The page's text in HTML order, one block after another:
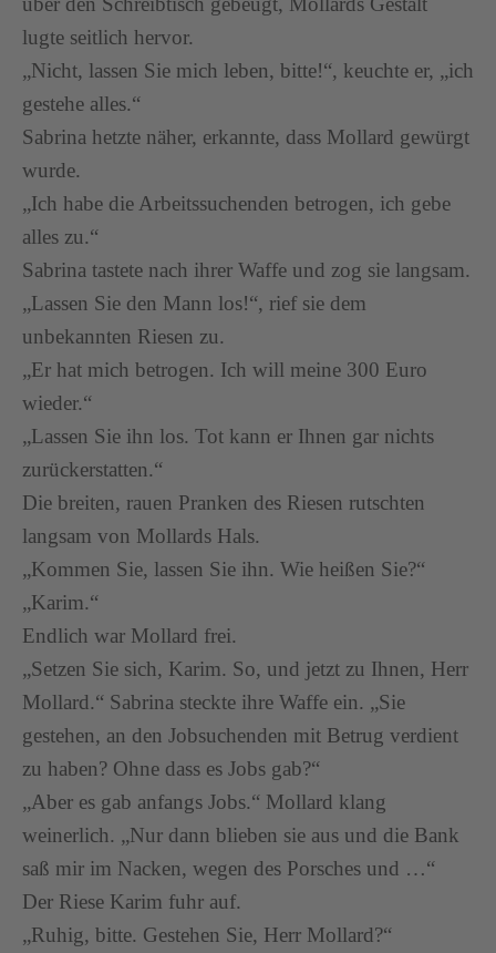
lugte seitlich hervor.
„Nicht, lassen Sie mich leben, bitte!“, keuchte er, „ich
gestehe alles.“
Sabrina hetzte näher, erkannte, dass Mollard gewürgt
wurde.
„Ich habe die Arbeitssuchenden betrogen, ich gebe
alles zu.“
Sabrina tastete nach ihrer Waffe und zog sie langsam.
„Lassen Sie den Mann los!“, rief sie dem
unbekannten Riesen zu.
„Er hat mich betrogen. Ich will meine 300 Euro
wieder.“
„Lassen Sie ihn los. Tot kann er Ihnen gar nichts
zurückerstatten.“
Die breiten, rauen Pranken des Riesen rutschten
langsam von Mollards Hals.
„Kommen Sie, lassen Sie ihn. Wie heißen Sie?“
„Karim.“
Endlich war Mollard frei.
„Setzen Sie sich, Karim. So, und jetzt zu Ihnen, Herr
Mollard.“ Sabrina steckte ihre Waffe ein. „Sie
gestehen, an den Jobsuchenden mit Betrug verdient
zu haben? Ohne dass es Jobs gab?“
„Aber es gab anfangs Jobs.“ Mollard klang
weinerlich. „Nur dann blieben sie aus und die Bank
saß mir im Nacken, wegen des Porsches und …“
Der Riese Karim fuhr auf.
„Ruhig, bitte. Gestehen Sie, Herr Mollard?“